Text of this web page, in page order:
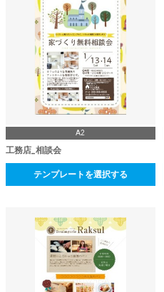
A2
工務店_相談会
テンプレートを選択する